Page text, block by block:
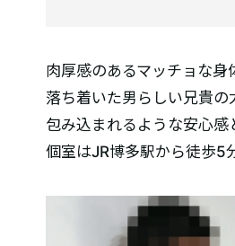
肉厚感のあるマッチョな身
落ち着いた男らしい兄貴の
包み込まれるような安心感
個室はJR博多駅から徒歩5